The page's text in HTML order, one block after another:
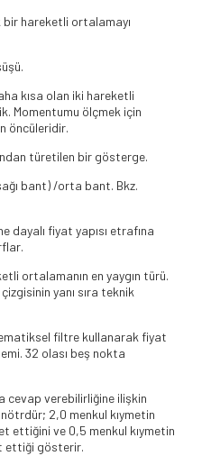
hareketli ortalamayı
kısa olan iki hareketli
Momentumu ölçmek için
öncüleridir.
türetilen bir gösterge.
bant) /orta bant. Bkz.
dayalı fiyat yapısı etrafına
ortalamanın en yaygın türü.
yanı sıra teknik
filtre kullanarak fiyat
32 olası beş nokta
cevap verebilirliğine ilişkin
2,0 menkul kıymetin
ettiğini ve 0,5 menkul kıymetin
ettiği gösterir.